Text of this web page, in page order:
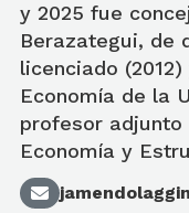
y 2025 fue
Berazategui, de
licenciado
Economía de la
profesor
Economía y